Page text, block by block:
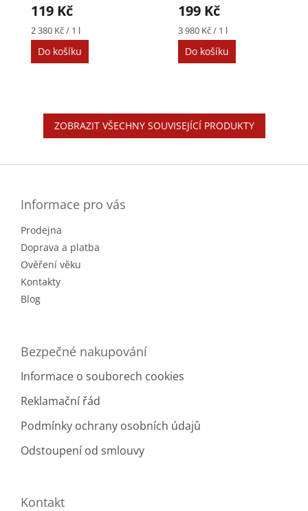
119 Kč
Měrná
cena:
2 380 Kč / 1 l
Do košíku
199 Kč
Měrná
cena:
3 980 Kč / 1 l
Do košíku
ZOBRAZIT VŠECHNY SOUVISEJÍCÍ PRODUKTY
Informace pro vás
Prodejna
Doprava a platba
Ověření věku
Kontakty
Blog
Bezpečné nakupování
Informace o souborech cookies
Reklamační řád
Podmínky ochrany osobních údajů
Odstoupení od smlouvy
Kontakt